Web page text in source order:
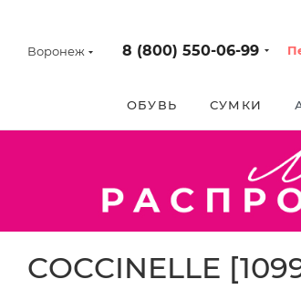
Воронеж 8 (800) 550-06-99
ОБУВЬ СУМКИ
COCCINELLE